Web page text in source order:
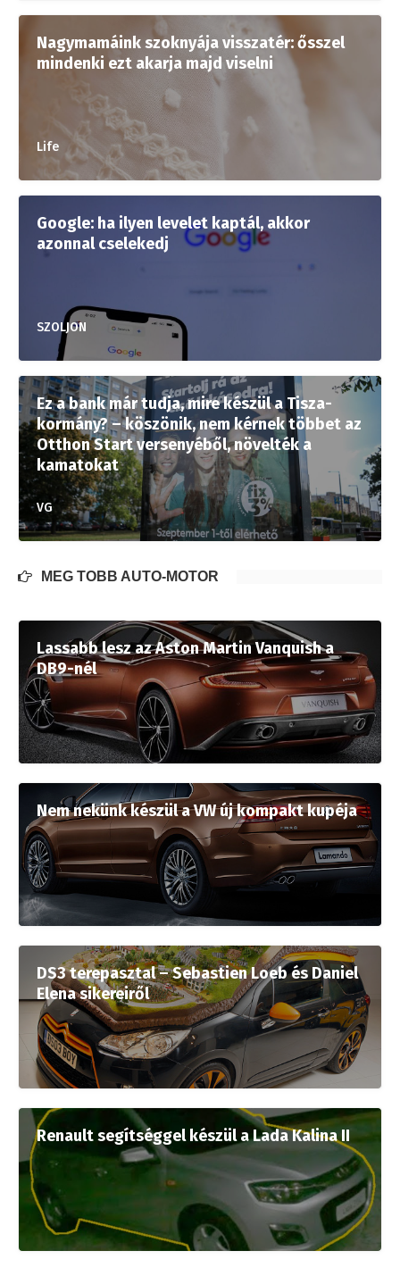
Nagymamáink szoknyája visszatér: ősszel
mindenki ezt akarja majd viselni
Life
Google: ha ilyen levelet kaptál, akkor
azonnal cselekedj
SZOLJON
Ez a bank már tudja, mire készül a Tisza-
kormány? – köszönik, nem kérnek többet az
Otthon Start versenyéből, növelték a
kamatokat
VG
MÉG TÖBB AUTÓ-MOTOR
Lassabb lesz az Aston Martin Vanquish a
DB9-nél
Nem nekünk készül a VW új kompakt kupéja
DS3 terepasztal – Sebastien Loeb és Daniel
Elena sikereiről
Renault segítséggel készül a Lada Kalina II